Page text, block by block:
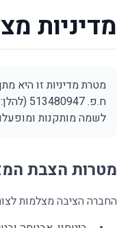
מדיניות
ח.פ.
לשמה מותקנות
מטרות הצבת
החברה הציבה מצלמות